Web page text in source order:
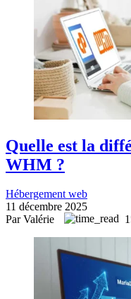
Quelle est la
WHM ?
Hébergement web
11 décembre 2025
Par Valérie